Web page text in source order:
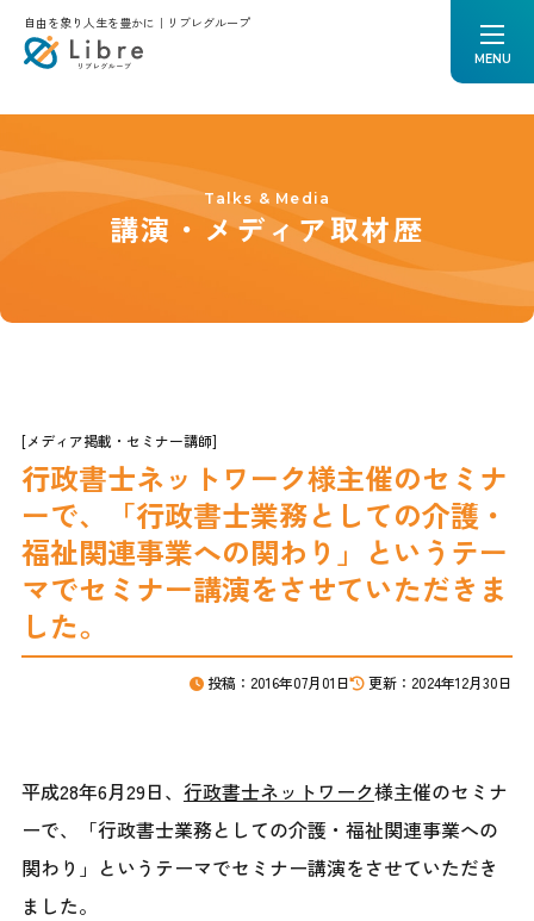
自由を象り人生を豊かに｜リブレグループ
MENU
Talks & Media
講演・メディア取材歴
[メディア掲載・セミナー講師]
行政書士ネットワーク様主催のセミナ
ーで、「行政書士業務としての介護・
福祉関連事業への関わり」というテー
マでセミナー講演をさせていただきま
した。
投稿：2016年07月01日 更新：2024年12月30日
平成28年6月29日、 行政書士ネットワーク様主催のセミナ
ーで、「行政書士業務としての介護・福祉関連事業への
関わり」というテーマでセミナー講演をさせていただき
ました。
リブレについて
メンバー紹介
スタッフブログ
講演・メディア取材歴
お知らせ
CONTACT
お問合せ
ご質問やご相談がございましたら、
お気軽にお問合せください。
011-213-0978
平日9:00～18:00